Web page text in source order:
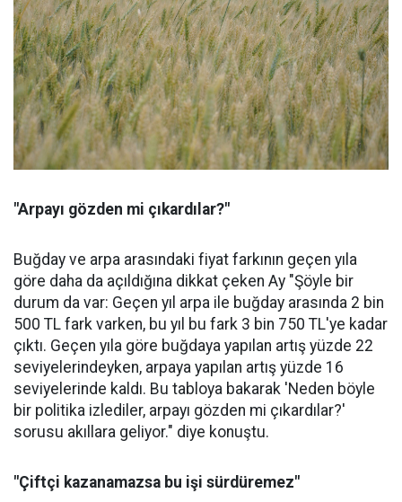
"Arpayı gözden mi çıkardılar?"
Buğday ve arpa arasındaki fiyat farkının geçen yıla
göre daha da açıldığına dikkat çeken Ay "Şöyle bir
durum da var: Geçen yıl arpa ile buğday arasında 2 bin
500 TL fark varken, bu yıl bu fark 3 bin 750 TL'ye kadar
çıktı. Geçen yıla göre buğdaya yapılan artış yüzde 22
seviyelerindeyken, arpaya yapılan artış yüzde 16
seviyelerinde kaldı. Bu tabloya bakarak 'Neden böyle
bir politika izlediler, arpayı gözden mi çıkardılar?'
sorusu akıllara geliyor." diye konuştu.
"Çiftçi kazanamazsa bu işi sürdüremez"